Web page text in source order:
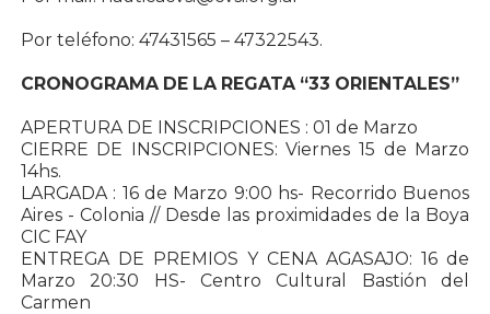
Por teléfono: 47431565 – 47322543.
CRONOGRAMA DE LA REGATA “33 ORIENTALES”
APERTURA DE INSCRIPCIONES : 01 de Marzo
CIERRE DE INSCRIPCIONES: Viernes 15 de Marzo
14hs.
LARGADA : 16 de Marzo 9:00 hs- Recorrido Buenos
Aires - Colonia // Desde las proximidades de la Boya
CIC FAY
ENTREGA DE PREMIOS Y CENA AGASAJO: 16 de
Marzo 20:30 HS- Centro Cultural Bastión del
Carmen